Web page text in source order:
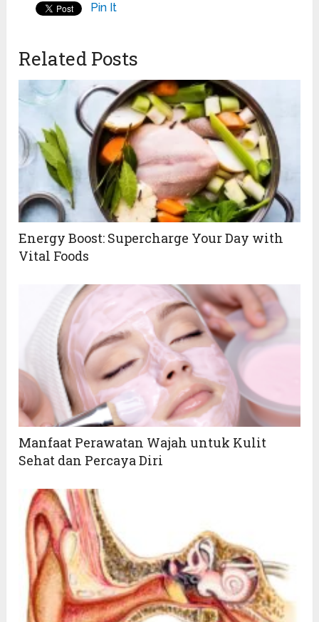
Pin It
Related Posts
Energy Boost: Supercharge Your Day with
Vital Foods
Manfaat Perawatan Wajah untuk Kulit
Sehat dan Percaya Diri